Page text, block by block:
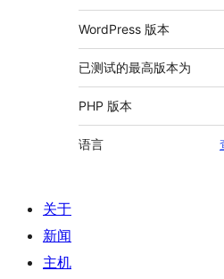
WordPress 版本
已测试的最高版本为
PHP 版本
语言
关于
新闻
主机